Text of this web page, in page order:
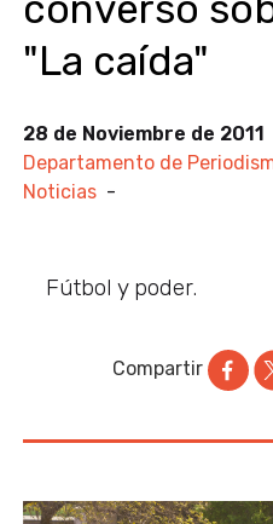
conversó
"La caída"
28 de Noviembre de 2011
Departamento de
Noticias -
Fútbol y poder.
Compartir